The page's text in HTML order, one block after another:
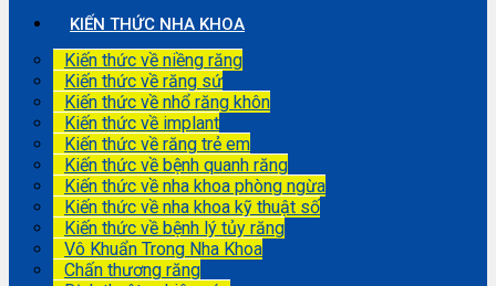
KIẾN THỨC NHA KHOA
Kiến thức về niềng răng
Kiến thức về răng sứ
Kiến thức về nhổ răng khôn
Kiến thức về implant
Kiến thức về răng trẻ em
Kiến thức về bệnh quanh răng
Kiến thức về nha khoa phòng ngừa
Kiến thức về nha khoa kỹ thuật số
Kiến thức về bệnh lý tủy răng
Vô Khuẩn Trong Nha Khoa
Chấn thương răng